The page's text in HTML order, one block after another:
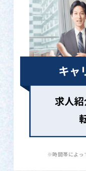
※時間帯によっ